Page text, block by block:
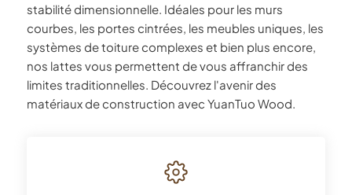
stabilité dimensionnelle. Idéales pour les murs
courbes, les portes cintrées, les meubles uniques, les
systèmes de toiture complexes et bien plus encore,
nos lattes vous permettent de vous affranchir des
limites traditionnelles. Découvrez l'avenir des
matériaux de construction avec YuanTuo Wood.